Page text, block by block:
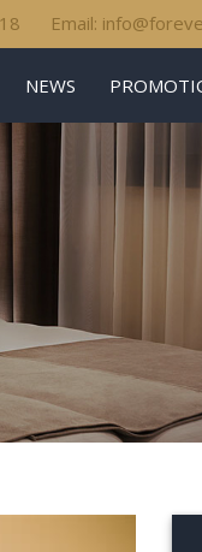
Email:
NEWS